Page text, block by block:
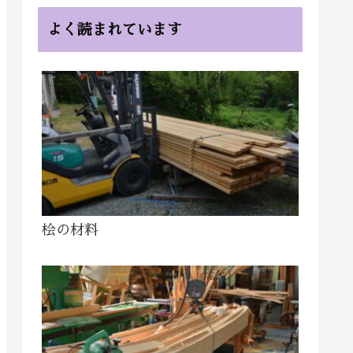
よく読まれています
桧の材料